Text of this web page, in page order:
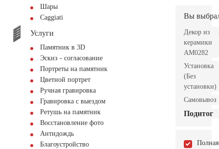
Шары
Сaggiati
Услуги
Памятник в 3D
Эскиз - согласование
Портреты на памятник
Цветной портрет
Ручная гравировка
Гравировка с выездом
Ретушь на памятник
Восстановление фото
Антидождь
Благоустройство
Вы
Декор из
керамики
AM0282
Установка
(Без
установки)
Самовывоз
Подитог
Полная